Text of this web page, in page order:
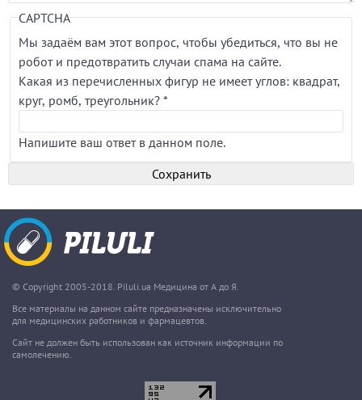
CAPTCHA
Мы задаём вам этот вопрос, чтобы убедиться, что вы не
робот и предотвратить случаи спама на сайте.
Какая из перечисленных фигур не имеет углов: квадрат,
круг, ромб, треугольник? *
Напишите ваш ответ в данном поле.
© Copyright 2005-2018. Piluli.ua Медицина от А до Я.
Все материалы на данном сайте предназначены исключительно
для медицинских работников и фармацевтов.
Сайт не должен быть использован как источник информации по
самолечению.